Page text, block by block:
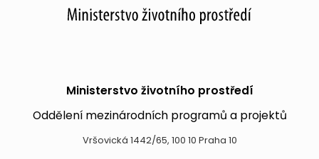
Ministerstvo životního prostředí
Oddělení mezinárodních programů a projektů
Vršovická 1442/65, 100 10 Praha 10